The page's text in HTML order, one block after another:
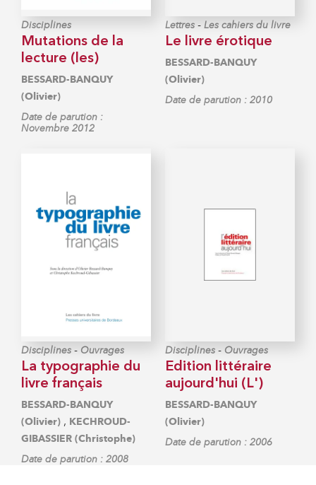
Disciplines
Mutations de la
lecture (les)
BESSARD-BANQUY
(Olivier)
Date de parution :
Novembre 2012
Lettres - Les cahiers du livre
Le livre érotique
BESSARD-BANQUY
(Olivier)
Date de parution : 2010
Disciplines - Ouvrages
La typographie du
livre français
BESSARD-BANQUY
(Olivier) , KECHROUD-
GIBASSIER (Christophe)
Date de parution : 2008
Disciplines - Ouvrages
Edition littéraire
aujourd'hui (L')
BESSARD-BANQUY
(Olivier)
Date de parution : 2006